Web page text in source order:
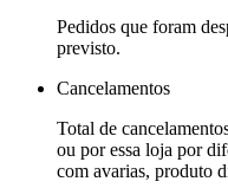
Pedidos que foram
previsto.
Cancelamentos
Total de
ou por essa loja por
com avarias, produto